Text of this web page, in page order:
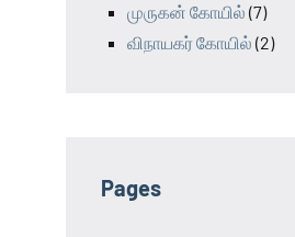
முருகன் கோயில் (7)
விநாயகர் கோயில் (2)
Pages